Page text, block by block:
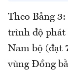
Theo Bảng
trình độ phát
Nam bộ (đạt
vùng Đồng